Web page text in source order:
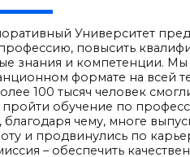
Университет
повысить
знания и компетенции. Мы
формате на всей
100 тысяч человек
обучение по
благодаря чему, многе
и продвинулись по
– обеспечить